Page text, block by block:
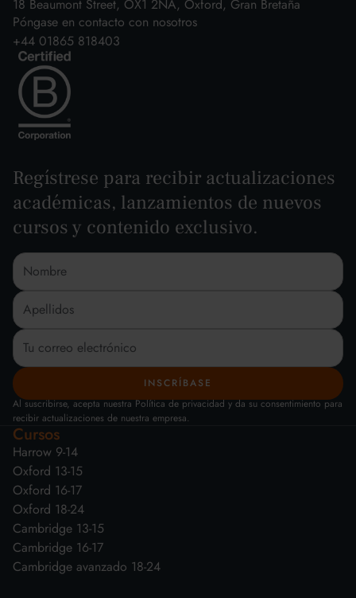
18 Beaumont Street, OX1 2NA, Oxford, Gran Bretaña
Póngase en contacto con nosotros
+44 01865 818403
Regístrese para recibir actualizaciones
académicas, lanzamientos de nuevos
cursos y contenido exclusivo.
Al suscribirse, acepta nuestra Política de privacidad y da su consentimiento para
recibir actualizaciones de nuestra empresa.
Cursos
Harrow 9-14
Oxford 13-15
Oxford 16-17
Oxford 18-24
Cambridge 13-15
Cambridge 16-17
Cambridge avanzado 18-24